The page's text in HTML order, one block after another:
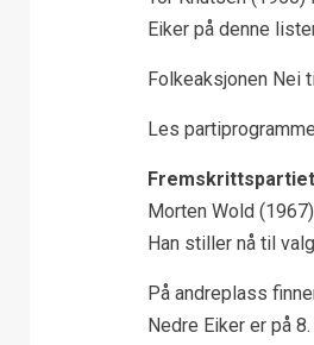
Eiker på denne
Folkeaksjonen Nei
Les
Fremskrittspartiet
Morten Wold
Han stiller nå til
På andreplass
Nedre Eiker er på